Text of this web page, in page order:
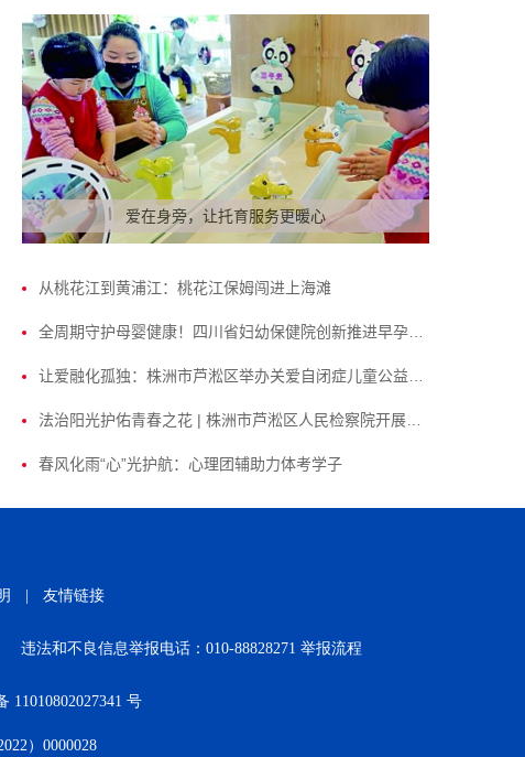
爱在身旁，让托育服务更暖心
从桃花江到黄浦江：桃花江保姆闯进上海滩
全周期守护母婴健康！四川省妇幼保健院创新推进早孕关爱行动
让爱融化孤独：株洲市芦淞区举办关爱自闭症儿童公益活动
法治阳光护佑青春之花 | 株洲市芦淞区人民检察院开展法治知识进校园活动
春风化雨“心”光护航：心理团辅助力体考学子